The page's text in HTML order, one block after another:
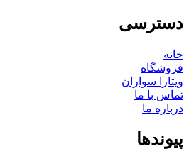
دسترسی
خانه
فروشگاه
ویتارا سواران
تماس با ما
درباره ما
پیوندها